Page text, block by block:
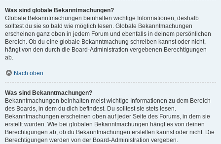
Was sind globale Bekanntmachungen?
Globale Bekanntmachungen beinhalten wichtige Informationen, deshalb
solltest du sie so bald wie möglich lesen. Globale Bekanntmachungen
erscheinen ganz oben in jedem Forum und ebenfalls in deinem persönlichen
Bereich. Ob du eine globale Bekanntmachung schreiben kannst oder nicht,
hängt von den durch die Board-Administration vergebenen Berechtigungen
ab.
Nach oben
Was sind Bekanntmachungen?
Bekanntmachungen beinhalten meist wichtige Informationen zu dem Bereich
des Boards, in dem du dich befindest. Du solltest sie stets lesen.
Bekanntmachungen erscheinen oben auf jeder Seite des Forums, in dem sie
erstellt wurden. Wie bei globalen Bekanntmachungen hängt es von deinen
Berechtigungen ab, ob du Bekanntmachungen erstellen kannst oder nicht. Die
Berechtigungen werden von der Board-Administration vergeben.